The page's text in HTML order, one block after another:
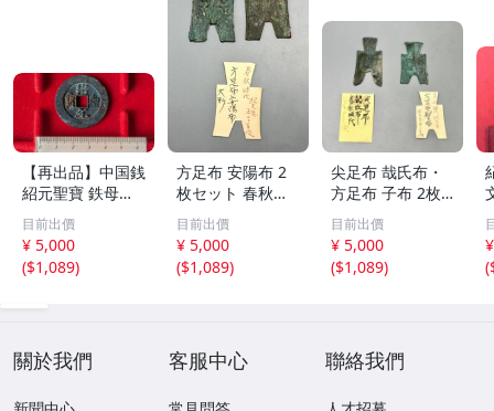
【再出品】中国銭
紹元聖寶 鉄母
銭？
目前出價
¥ 5,000
($1,089)
方足布 安陽布 2
枚セット 春秋戦
国時代 中国古代
銭貨 布貨 布幣 銅
銭 古銭 コレクシ
ョン 貨幣
目前出價
¥ 5,000
($1,089)
尖足布 哉氏布・
方足布 子布 2枚
セット 中国戦国
古銭 布幣 古銭 貨
布 貨幣
目前出價
¥ 5,000
($1,089)
(
關於我們 客服中心 聯絡我們